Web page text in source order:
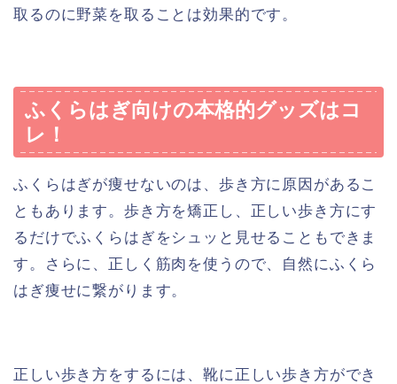
取るのに野菜を取ることは効果的です。
ふくらはぎ向けの本格的グッズはコ
レ！
ふくらはぎが痩せないのは、歩き方に原因があるこ
ともあります。歩き方を矯正し、正しい歩き方にす
るだけでふくらはぎをシュッと見せることもできま
す。さらに、正しく筋肉を使うので、自然にふくら
はぎ痩せに繋がります。
正しい歩き方をするには、靴に正しい歩き方ができ